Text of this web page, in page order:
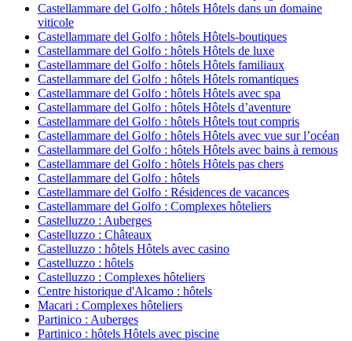
Castellammare del Golfo : hôtels Hôtels dans un domaine
viticole
Castellammare del Golfo : hôtels Hôtels-boutiques
Castellammare del Golfo : hôtels Hôtels de luxe
Castellammare del Golfo : hôtels Hôtels familiaux
Castellammare del Golfo : hôtels Hôtels romantiques
Castellammare del Golfo : hôtels Hôtels avec spa
Castellammare del Golfo : hôtels Hôtels d’aventure
Castellammare del Golfo : hôtels Hôtels tout compris
Castellammare del Golfo : hôtels Hôtels avec vue sur l’océan
Castellammare del Golfo : hôtels Hôtels avec bains à remous
Castellammare del Golfo : hôtels Hôtels pas chers
Castellammare del Golfo : hôtels
Castellammare del Golfo : Résidences de vacances
Castellammare del Golfo : Complexes hôteliers
Castelluzzo : Auberges
Castelluzzo : Châteaux
Castelluzzo : hôtels Hôtels avec casino
Castelluzzo : hôtels
Castelluzzo : Complexes hôteliers
Centre historique d'Alcamo : hôtels
Macari : Complexes hôteliers
Partinico : Auberges
Partinico : hôtels Hôtels avec piscine